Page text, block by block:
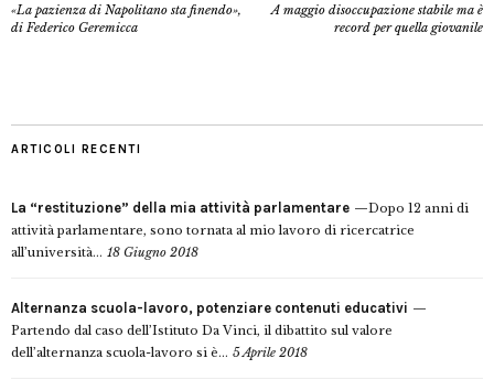
«La pazienza di Napolitano sta finendo»,
di Federico Geremicca
A maggio disoccupazione stabile ma è
record per quella giovanile
ARTICOLI RECENTI
La “restituzione” della mia attività parlamentare
Dopo 12 anni di
attività parlamentare, sono tornata al mio lavoro di ricercatrice
all’università... 18 Giugno 2018
Alternanza scuola-lavoro, potenziare contenuti educativi
Partendo dal caso dell’Istituto Da Vinci, il dibattito sul valore
dell’alternanza scuola-lavoro si è... 5 Aprile 2018